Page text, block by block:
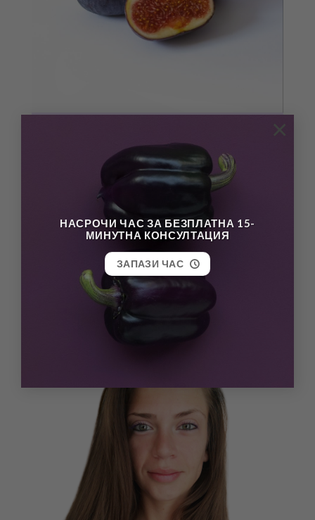
НАСРОЧИ ЧАС ЗА БЕЗПЛАТНА 15-
МИНУТНА КОНСУЛТАЦИЯ
ЗАПАЗИ ЧАС
×
Instagram
vladelicious.nutrition